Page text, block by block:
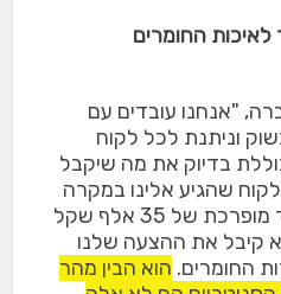
החומרים
"אנחנו עובדים עם
וניתנת לכל לקוח
בדיוק את מה שיקבל
שהגיע אלינו במקרה
אחרי שקיבל הצעת מחיר מופרכת של 35 אלף שקל
קיבל את ההצעה שלנו
החומרים. הוא הבין מהר